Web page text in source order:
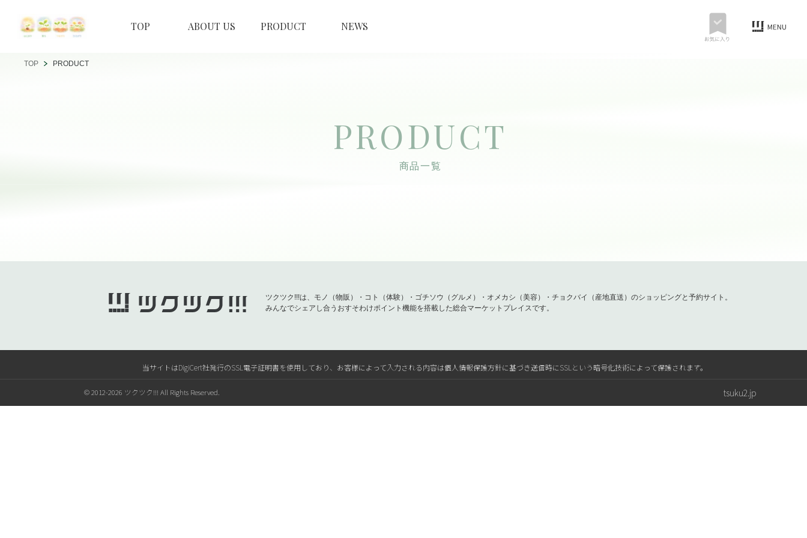
TOP ABOUT US PRODUCT NEWS
TOP PRODUCT
PRODUCT
商品一覧
ツクツク!!!は、モノ（物販）・コト（体験）・ゴチソウ（グルメ）・オメカシ（美容）・チョクバイ（産地直送）のショッピングと予約サイト。
みんなでシェアし合うおすそわけポイント機能を搭載した総合マーケットプレイスです。
当サイトはDigiCert社発行のSSL電子証明書を使用しており、お客様によって入力される内容は個人情報保護方針に基づき送信時にSSLという暗号化技術によって保護されます。
© 2012-2026 ツクツク!!! All Rights Reserved. tsuku2.jp